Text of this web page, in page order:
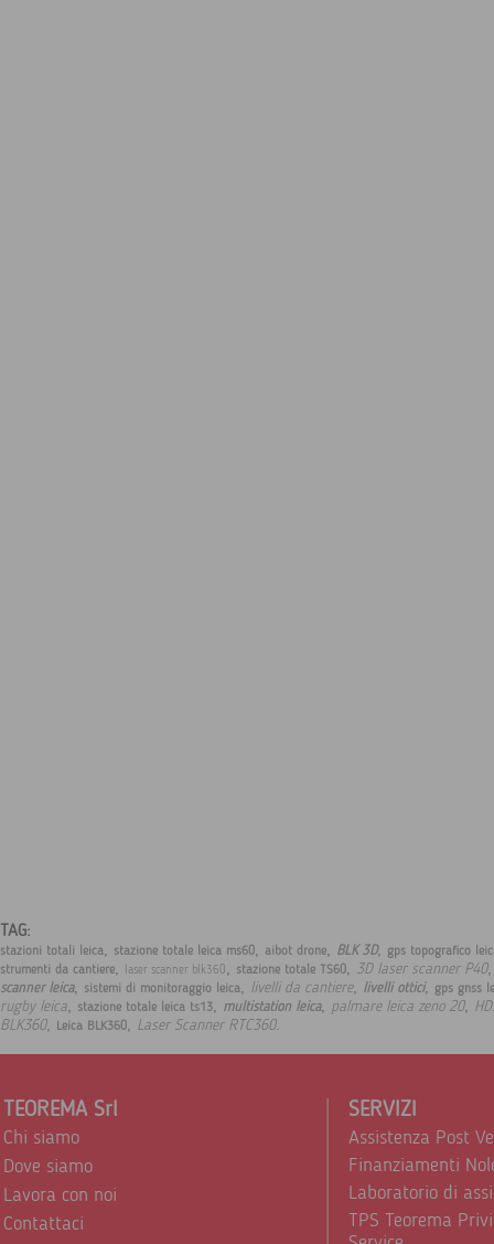
TAG:
stazioni totali leica, stazione totale leica ms60, aibot drone, BLK 3D, gps topografico
strumenti da cantiere, laser scanner blk360, stazione totale TS60, 3D laser scanner P40
scanner leica, sistemi di monitoraggio leica, livelli da cantiere, livelli ottici, gps gnss
rugby leica, stazione totale leica ts13, multistation leica, palmare leica zeno 20,
BLK360, Leica BLK360, Laser Scanner RTC360.
TEOREMA Srl
Chi siamo
Dove siamo
Lavora con noi
Contattaci
SERVIZI
Assistenza Post
Finanziamenti
Laboratorio di
TPS Teorema